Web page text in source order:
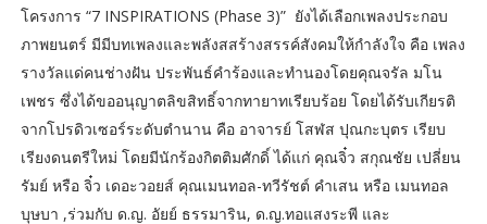
โครงการ “7 INSPIRATIONS (Phase 3)” ยังได้เลือกเพลงประกอบ
ภาพยนตร์ มีมีบทเพลงและพลังสสร้างสรรค์สังคมให้กำลังใจ คือ เพลง
รางวัลแด่คนช่างฝัน ประพันธ์คำร้องและทำนองโดยคุณจรัล มโน
เพชร ซึ่งได้ขออนุญาตลิขสิทธิ์จากทายาทเรียบร้อย โดยได้รับเกียรติ
จากโปรดิวเซอร์ระดับตำนาน คือ อาจารย์ โสฬส ปุณกะบุตร เรียบ
เรียงดนตรีใหม่ โดยมีนักร้องกิตติมศักดิ์ ได้แก่ คุณจิ๋ว สกุณชัย เปลี่ยน
รัมย์ หรือ จิ๋ว เดอะวอยส์ คุณเมนทอล-ทวีรัชต์ คำเสน หรือ เมนทอล
บุษบา ,ร่วมกับ ด.ญ. อัยย์ ธรรมาริน, ด.ญ.ทอแสงระพี และ